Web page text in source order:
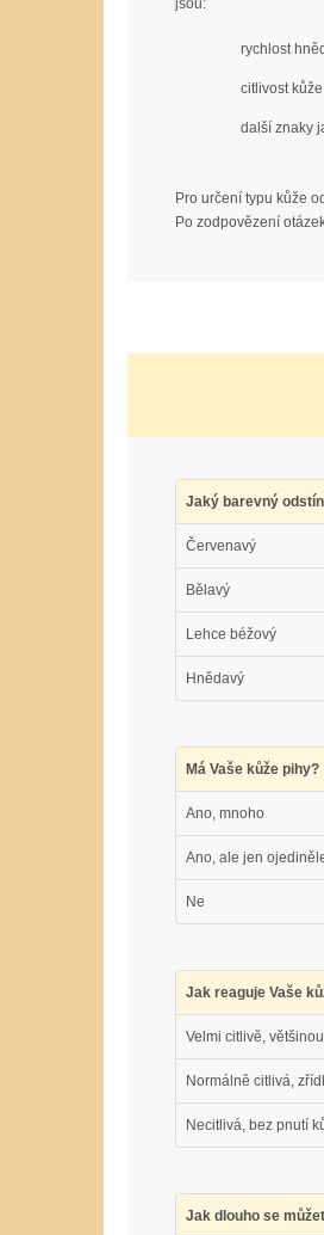
jsou:
rychlost
citlivost
další znaky
Pro určení typu kůže
Po zodpovězení
Jaký barevný
Červenavý
Bělavý
Lehce béžový
Hnědavý
Má Vaše kůže pihy?
Ano, mnoho
Ano, ale jen
Ne
Jak reaguje Vaše
Velmi citlivě,
Normálně citlivá,
Necitlivá, bez pnutí
Jak dlouho se